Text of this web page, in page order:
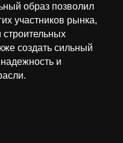
образ позволил
участников рынка,
строительных
создать сильный
и